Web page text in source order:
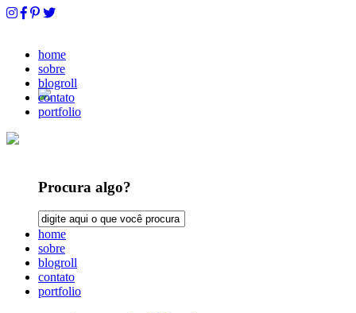
home
sobre
blogroll
contato
portfolio
Procura algo?
home
sobre
blogroll
contato
portfolio